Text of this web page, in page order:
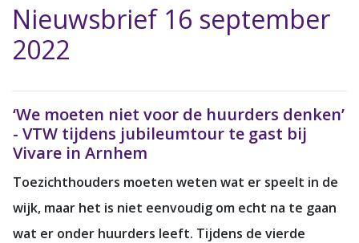
Nieuwsbrief 16 september
2022
‘We moeten niet voor de huurders denken’
- VTW tijdens jubileumtour te gast bij
Vivare in Arnhem
Toezichthouders moeten weten wat er speelt in de
wijk, maar het is niet eenvoudig om echt na te gaan
wat er onder huurders leeft. Tijdens de vierde